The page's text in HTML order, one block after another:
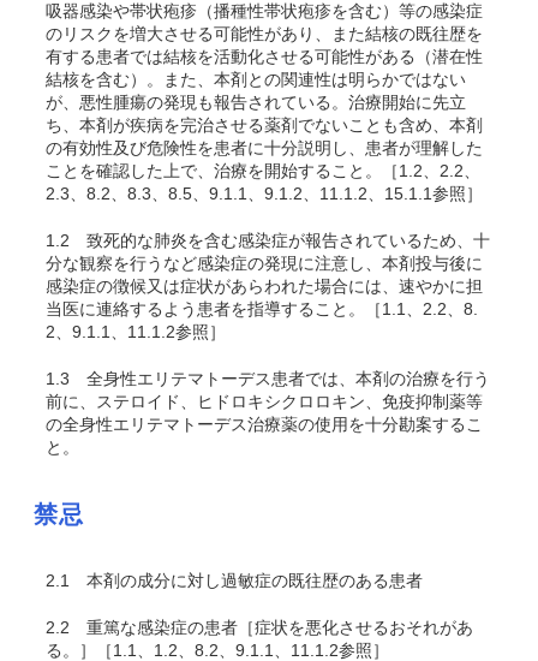
吸器感染や帯状疱疹（播種性帯状疱疹を含む）等の感染症
のリスクを増大させる可能性があり、また結核の既往歴を
有する患者では結核を活動化させる可能性がある（潜在性
結核を含む）。また、本剤との関連性は明らかではない
が、悪性腫瘍の発現も報告されている。治療開始に先立
ち、本剤が疾病を完治させる薬剤でないことも含め、本剤
の有効性及び危険性を患者に十分説明し、患者が理解した
ことを確認した上で、治療を開始すること。［1.2、2.2、
2.3、8.2、8.3、8.5、9.1.1、9.1.2、11.1.2、15.1.1参照］
1.2 致死的な肺炎を含む感染症が報告されているため、十
分な観察を行うなど感染症の発現に注意し、本剤投与後に
感染症の徴候又は症状があらわれた場合には、速やかに担
当医に連絡するよう患者を指導すること。［1.1、2.2、8.
2、9.1.1、11.1.2参照］
1.3 全身性エリテマトーデス患者では、本剤の治療を行う
前に、ステロイド、
ヒドロキシクロロキン、 免疫抑制薬等
の全身性エリテマトーデス治療薬の使用を十分勘案するこ
と。
禁忌
2.1 本剤の成分に対し過敏症の既往歴のある患者
2.2 重篤な感染症の患者［症状を悪化させるおそれがあ
る。］［1.1、1.2、8.2、9.1.1、11.1.2参照］